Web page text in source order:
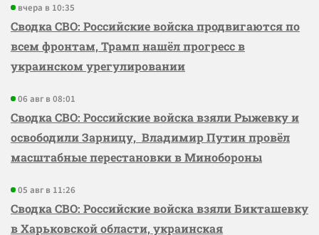
вчера в 10:35
Сводка СВО: Российские войска продвигаются по
всем фронтам, Трамп нашёл прогресс в
украинском урегулировании
06 авг в 08:01
Сводка СВО: Российские войска взяли Рыжевку и
освободили Зарницу, Владимир Путин провёл
масштабные перестановки в Минобороны
05 авг в 11:26
Сводка СВО: Российские войска взяли Бикташевку
в Харьковской области, украинская